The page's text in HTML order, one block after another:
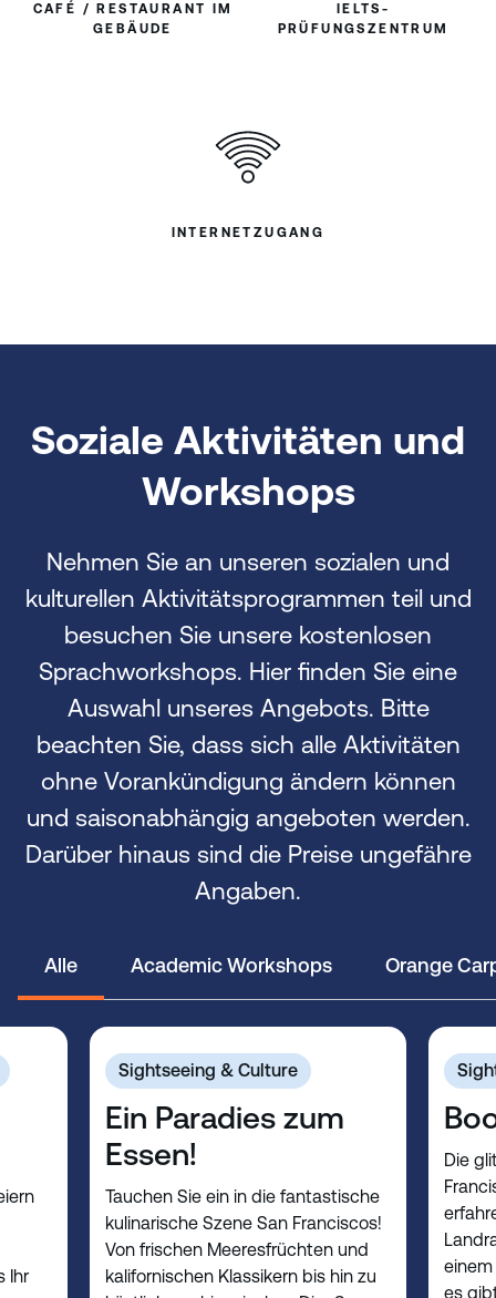
CAFÉ / RESTAURANT IM
GEBÄUDE
IELTS-
PRÜFUNGSZENTRUM
INTERNETZUGANG
Soziale Aktivitäten und
Workshops
Nehmen Sie an unseren sozialen und
kulturellen Aktivitätsprogrammen teil und
besuchen Sie unsere kostenlosen
Sprachworkshops. Hier finden Sie eine
Auswahl unseres Angebots. Bitte
beachten Sie, dass sich alle Aktivitäten
ohne Vorankündigung ändern können
und saisonabhängig angeboten werden.
Darüber hinaus sind die Preise ungefähre
Angaben.
Alle Academic Workshops Orange
Ihr
Sightseeing & Culture
Ein Paradies zum
Essen!
Tauchen Sie ein in die fantastische
kulinarische Szene San Franciscos!
Von frischen Meeresfrüchten und
kalifornischen Klassikern bis hin zu
Die
es